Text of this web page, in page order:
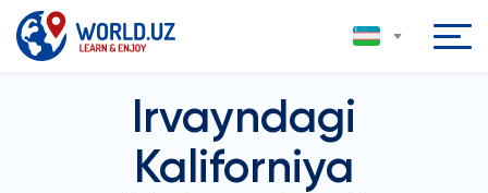
Irvayndagi
Kaliforniya